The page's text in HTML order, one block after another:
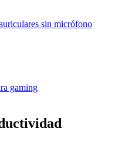
sin micrófono
gaming